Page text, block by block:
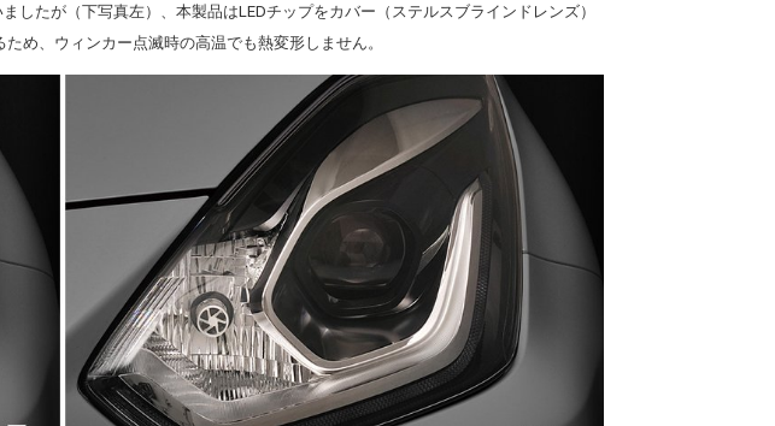
したが（下写真左）、本製品はLEDチップをカバー（ステルスブラインドレンズ）
め、ウィンカー点滅時の高温でも熱変形しません。